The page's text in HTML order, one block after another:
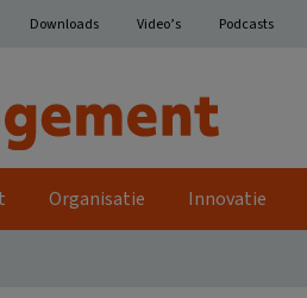
Downloads Video’s Podcasts
Organisatie Innovatie